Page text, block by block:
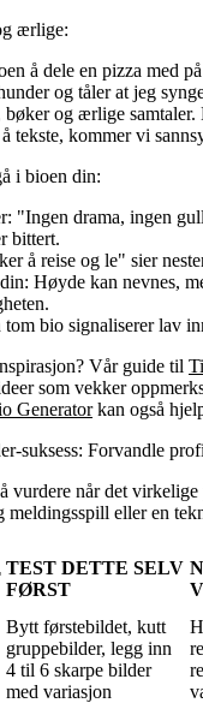
ærlige:
å dele en pizza med
og tåler at jeg
og ærlige samtaler.
tekste, kommer vi
i bioen din:
"Ingen drama, ingen
bittert.
å reise og le" sier
Høyde kan nevnes,
tom bio signaliserer lav
Vår guide til
som vekker
Generatorkan også
suksess: Forvandle
vurdere når det
meldingsspill eller en
TEST DETTE SELV
FØRST
Bytt førstebildet, kutt
gruppebilder, legg inn
4 til 6 skarpe bilder
med variasjon